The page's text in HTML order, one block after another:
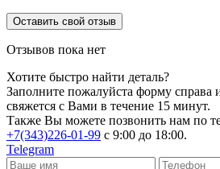
Оставить свой отзыв
Отзывов пока нет
Хотите быстро найти деталь?
Заполните пожалуйста форму справа
свяжется с Вами в течение 15 минут.
Также Вы можете позвонить нам по
+7(343)226-01-99 с 9:00 до 18:00.
Telegram